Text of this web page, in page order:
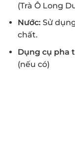
(Trà Ô Long
Nước:Sử
chất.
Dụng cụ pha
(nếu có)